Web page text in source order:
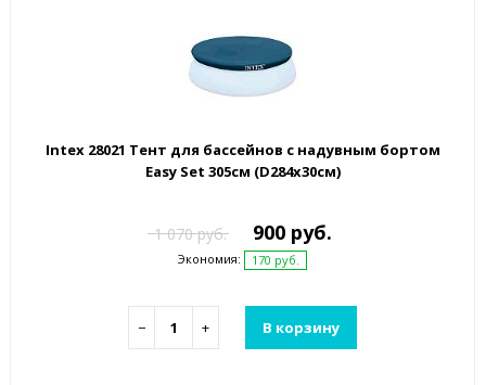
Intex 28021 Тент для бассейнов с надувным бортом
Easy Set 305см (D284х30см)
1 070 руб. 900 руб.
Экономия: 170 руб.
− + В корзину